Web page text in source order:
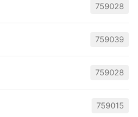
759028
759039
759028
759015